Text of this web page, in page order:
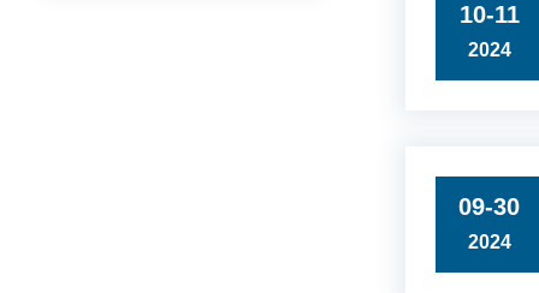
10-11
2024
09-30
2024